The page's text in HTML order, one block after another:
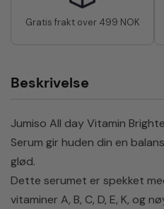
Gratis frakt over 499 NOK
Beskrivelse
Jumiso All day Vitamin
Serum gir huden din en
glød.
Dette serumet er spekket
vitaminer A, B, C, D, E, K, og